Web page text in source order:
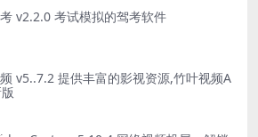
v2.2.0 考试模拟的驾考软件
v5..7.2 提供丰富的影视资源,竹叶视频A